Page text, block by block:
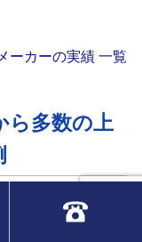
ーカーの実績 一覧
ら多数の上